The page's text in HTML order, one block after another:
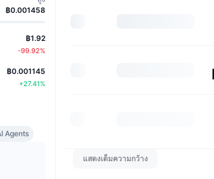
฿0.001458
฿1.92
-99.92%
฿0.001145
+27.41%
Agents
แสดงเต็มความกว้าง